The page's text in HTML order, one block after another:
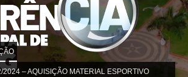
2024 – AQUISIÇÃO MATERIAL ESPORTIVO